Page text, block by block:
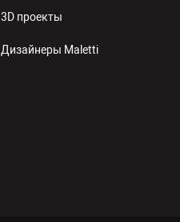
3D проекты
Дизайнеры Maletti